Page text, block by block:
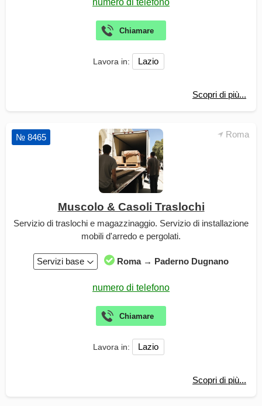
Lavora in: Lazio
Scopri di più...
Roma
№ 8465
Muscolo & Casoli Traslochi
Servizio di traslochi e magazzinaggio. Servizio di installazione
mobili d'arredo e pergolati.
Servizi base Roma → Paderno Dugnano
Lavora in: Lazio
Scopri di più...